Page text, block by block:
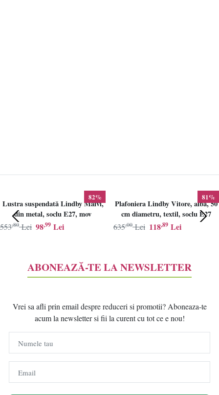
82%
Lustra suspendată Lindby Maivi,
din metal, soclu E27, mov
98,99 Lei
553,80 Lei
81%
Plafoniera Lindby Vitore, alba, 50
cm diametru, textil, soclu E27
118,89 Lei
635,00 Lei
ABONEAZĂ-TE LA NEWSLETTER
Vrei sa afli prin email despre reduceri si promotii? Aboneaza-te
acum la newsletter si fii la curent cu tot ce e nou!
Numele tau
Email